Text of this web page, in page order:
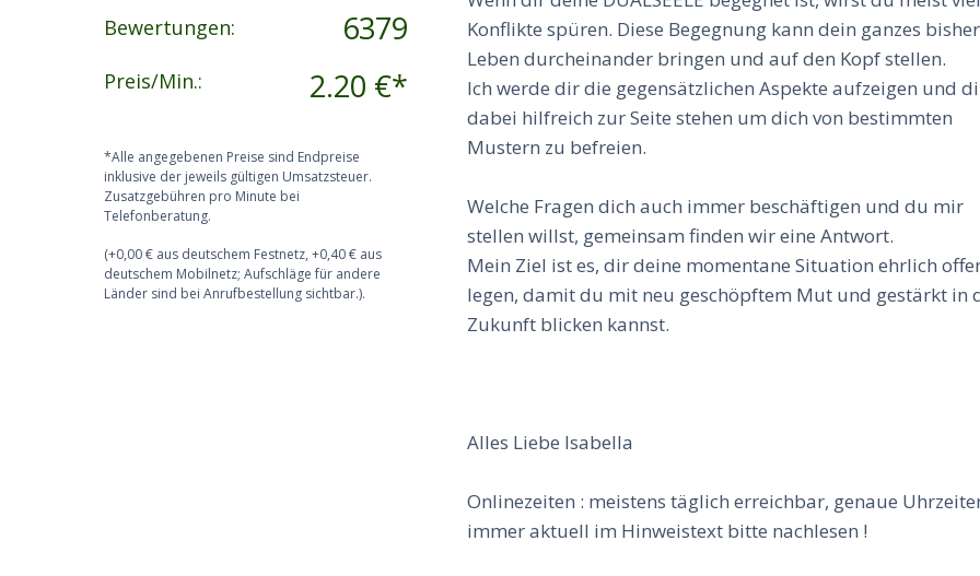
Bewertungen: 6379
Preis/Min.: 2.20 €*
*Alle angegebenen Preise sind Endpreise
inklusive der jeweils gültigen Umsatzsteuer.
Zusatzgebühren pro Minute bei
Telefonberatung.
(+0,00 € aus deutschem Festnetz, +0,40 € aus
deutschem Mobilnetz; Aufschläge für andere
Länder sind bei Anrufbestellung sichtbar.).
Konflikte spüren. Diese Begegnung kann dein ganzes
Leben durcheinander bringen und auf den Kopf stellen.
Ich werde dir die gegensätzlichen Aspekte aufzeigen und
dabei hilfreich zur Seite stehen um dich von bestimmten
Mustern zu befreien.
Welche Fragen dich auch immer beschäftigen und du mir
stellen willst, gemeinsam finden wir eine Antwort.
Mein Ziel ist es, dir deine momentane Situation ehrlich
legen, damit du mit neu geschöpftem Mut und gestärkt in
Zukunft blicken kannst.
Alles Liebe Isabella
Onlinezeiten : meistens täglich erreichbar, genaue
immer aktuell im Hinweistext bitte nachlesen !